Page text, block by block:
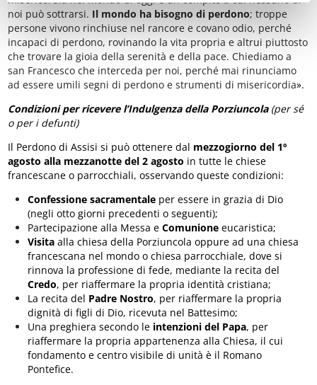
noi può sottrarsi. Il mondo ha bisogno di perdono; troppe
persone vivono rinchiuse nel rancore e covano odio, perché
incapaci di perdono, rovinando la vita propria e altrui piuttosto
che trovare la gioia della serenità e della pace. Chiediamo a
san Francesco che interceda per noi, perché mai rinunciamo
ad essere umili segni di perdono e strumenti di misericordia».
Condizioni per ricevere l’Indulgenza della Porziuncola (per sé
o per i defunti)
Il Perdono di Assisi si può ottenere dal mezzogiorno del 1º
agosto alla mezzanotte del 2 agosto in tutte le chiese
francescane o parrocchiali, osservando queste condizioni:
Confessione sacramentaleper essere in grazia di Dio
(negli otto giorni precedenti o seguenti);
Partecipazione alla Messa e Comunioneeucaristica;
Visitaalla chiesa della Porziuncola oppure ad una chiesa
francescana nel mondo o chiesa parrocchiale, dove si
rinnova la professione di fede, mediante la recita del
Credo, per riaffermare la propria identità cristiana;
La recita del Padre Nostro, per riaffermare la propria
dignità di figli di Dio, ricevuta nel Battesimo;
Una preghiera secondo le intenzioni del Papa, per
riaffermare la propria appartenenza alla Chiesa, il cui
fondamento e centro visibile di unità è il Romano
Pontefice.